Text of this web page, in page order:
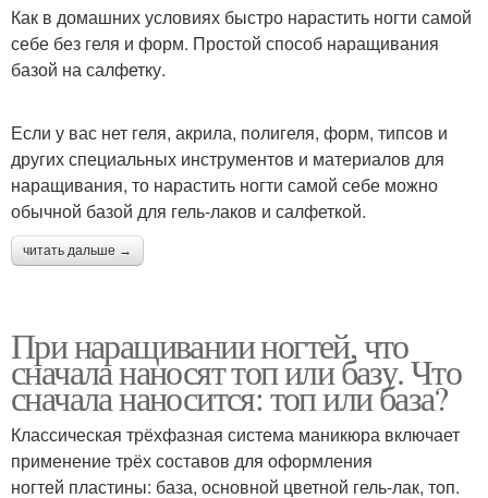
Как в домашних условиях быстро нарастить ногти самой
себе без геля и форм. Простой способ наращивания
базой на салфетку.
Если у вас нет геля, акрила, полигеля, форм, типсов и
других специальных инструментов и материалов для
наращивания, то нарастить ногти самой себе можно
обычной базой для гель-лаков и салфеткой.
читать дальше →
При наращивании ногтей, что
сначала наносят топ или базу. Что
сначала наносится: топ или база?
Классическая трёхфазная система маникюра включает
применение трёх составов для оформления
ногтей пластины: база, основной цветной гель-лак, топ.